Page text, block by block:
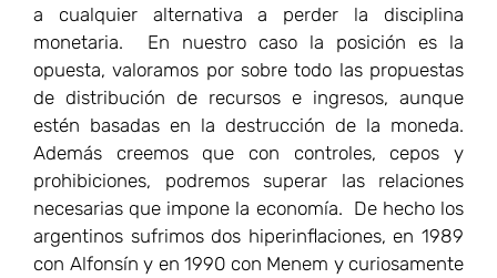
a cualquier alternativa a perder la disciplina
monetaria. En nuestro caso la posición es la
opuesta, valoramos por sobre todo las propuestas
de distribución de recursos e ingresos, aunque
estén basadas en la destrucción de la moneda.
Además creemos que con controles, cepos y
prohibiciones, podremos superar las relaciones
necesarias que impone la economía. De hecho los
argentinos sufrimos dos hiperinflaciones, en 1989
con Alfonsín y en 1990 con Menem y curiosamente